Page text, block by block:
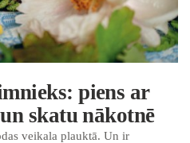
piens ar
skatu nākotnē
veikala plauktā. Un ir